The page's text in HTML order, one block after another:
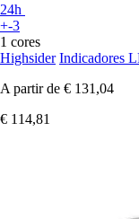
24h
+-3
1 cores
Highsider Indicadores
A partir de € 131,04
€ 114,81